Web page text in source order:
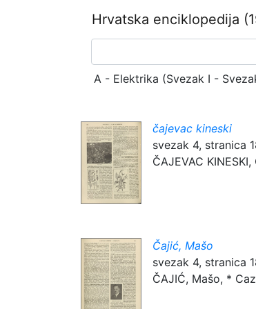
Hrvatska enciklopedija
A - Elektrika (Svezak I -
čajevac kineski
svezak 4, stranica
ČAJEVAC
Čajić, Mašo
svezak 4, stranica
ČAJIĆ, Mašo, *